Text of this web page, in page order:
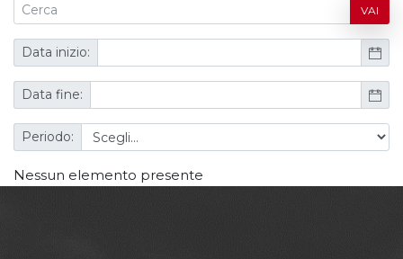
VAI
Data inizio:
Data fine:
Periodo:
Nessun elemento presente